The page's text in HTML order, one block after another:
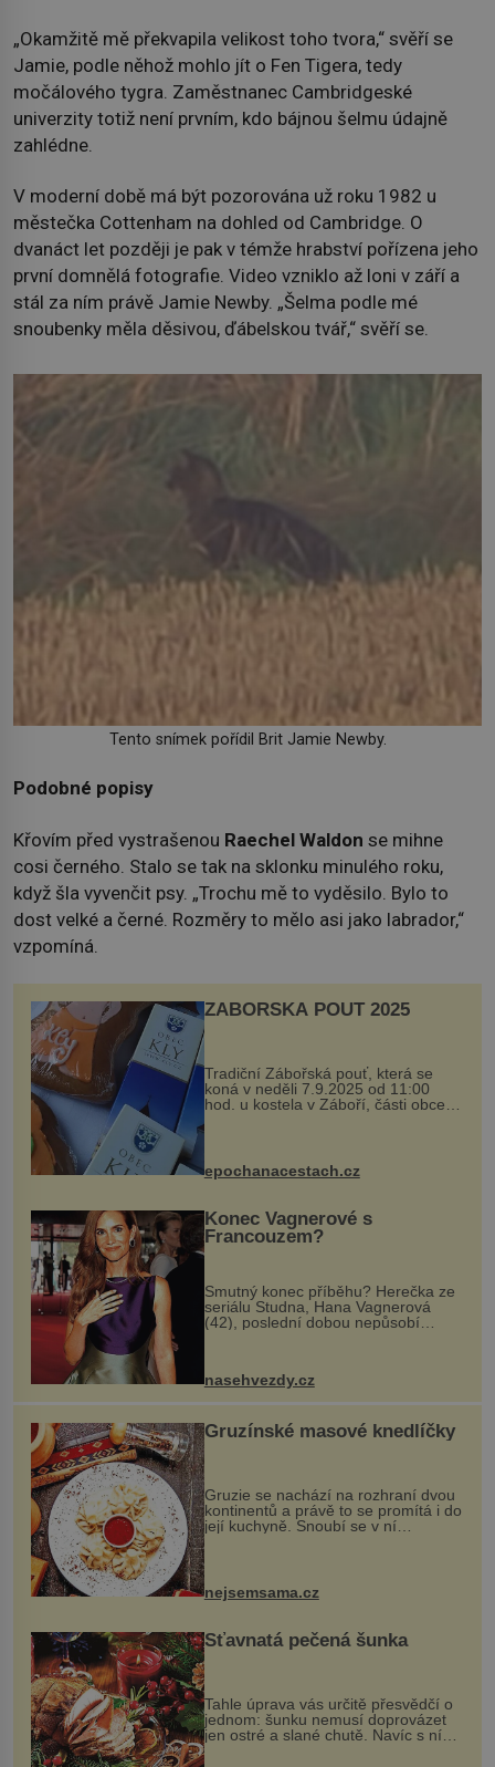
„Okamžitě mě překvapila velikost toho tvora,“ svěří se
Jamie, podle něhož mohlo jít o Fen Tigera, tedy
močálového tygra. Zaměstnanec Cambridgeské
univerzity totiž není prvním, kdo bájnou šelmu údajně
zahlédne.
V moderní době má být pozorována už roku 1982 u
městečka Cottenham na dohled od Cambridge. O
dvanáct let později je pak v témže hrabství pořízena jeho
první domnělá fotografie. Video vzniklo až loni v září a
stál za ním právě Jamie Newby. „Šelma podle mé
snoubenky měla děsivou, ďábelskou tvář,“ svěří se.
Tento snímek pořídil Brit Jamie Newby.
Podobné popisy
Křovím před vystrašenou Raechel Waldon se mihne
cosi černého. Stalo se tak na sklonku minulého roku,
když šla vyvenčit psy. „Trochu mě to vyděsilo. Bylo to
dost velké a černé. Rozměry to mělo asi jako labrador,“
vzpomíná.
ZÁBOŘSKÁ POUŤ 2025
Tradiční Zábořská pouť, která se
koná v neděli 7.9.2025 od 11:00
hod. u kostela v Záboří, části obce
Kly u Mělníka. V programu naleznete
komentovanou prohlídku kostela,
epochanacestach.cz
Konec Vagnerové s
Francouzem?
Smutný konec příběhu? Herečka ze
seriálu Studna, Hana Vagnerová
(42), poslední dobou nepůsobí
nasehvezdy.cz
Gruzínské masové knedlíčky
Gruzie se nachází na rozhraní dvou
kontinentů a právě to se promítá i do
její kuchyně. Snoubí se v ní
evropské a asijské chutě a díky tomu
pokrmy, které rozhodně st...
nejsemsama.cz
Šťavnatá pečená šunka
Tahle úprava vás určitě přesvědčí o
jednom: šunku nemusí doprovázet
jen ostré a slané chutě. Navíc s ní
nakrmíte poměrně hodně hladových